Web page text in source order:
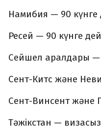
Намибия — 90 күнге
Ресей — 90 күнге
Сейшел аралдары —
Сент-Китс және
Сент-Винсент және
Тәжікстан —